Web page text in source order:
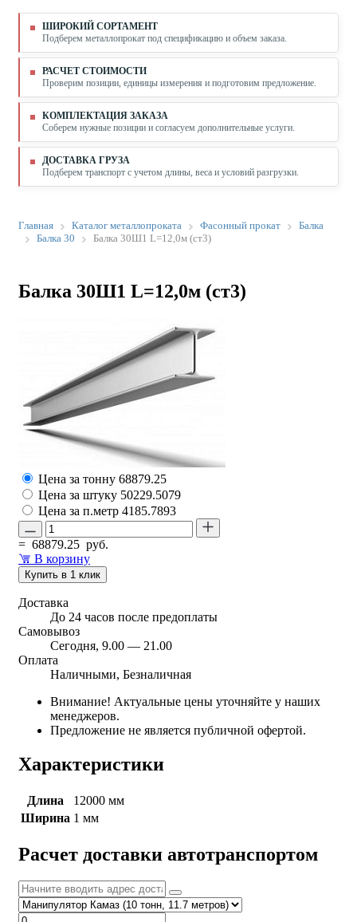
ШИРОКИЙ СОРТАМЕНТ
Подберем металлопрокат под спецификацию и объем заказа.
РАСЧЕТ СТОИМОСТИ
Проверим позиции, единицы измерения и подготовим предложение.
КОМПЛЕКТАЦИЯ ЗАКАЗА
Соберем нужные позиции и согласуем дополнительные услуги.
ДОСТАВКА ГРУЗА
Подберем транспорт с учетом длины, веса и условий разгрузки.
Главная Каталог металлопроката Фасонный прокат
Балка
Балка 30
Балка 30Ш1 L=12,0м (ст3)
Балка 30Ш1 L=12,0м (ст3)
Цена за тонну 68879.25
Цена за штуку 50229.5079
Цена за п.метр 4185.7893
= 68879.25 руб.
В корзину
Купить в 1 клик
Доставка
До 24 часов после предоплаты
Самовывоз
Сегодня, 9.00 — 21.00
Оплата
Наличными, Безналичная
Внимание! Актуальные цены уточняйте у наших
менеджеров.
Предложение не является публичной офертой.
Характеристики
Длина
12000 мм
Ширина 1 мм
Расчет доставки автотранспортом